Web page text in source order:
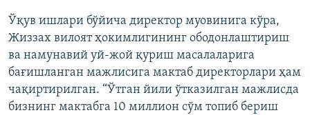
Ўқув ишлари бўйича директор муовинига кўра,
Жиззах вилоят ҳокимлигининг ободонлаштириш
ва намунавий уй-жой қуриш масалаларига
бағишланган мажлисига мактаб директорлари ҳам
чақиртирилган. “Ўтган йили ўтказилган мажлисда
бизнинг мактабга 10 миллион сўм топиб бериш